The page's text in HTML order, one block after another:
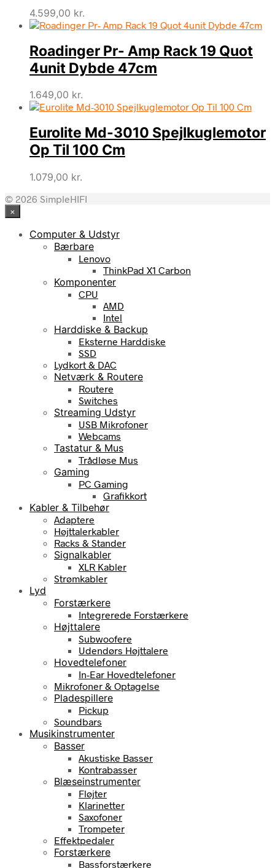
4.599,00 kr.
Roadinger Pr- Amp Rack 19 Quot
4unit Dybde 47cm
1.649,00 kr.
Eurolite Md-3010 Spejlkuglemotor
Op Til 100 Cm
1.079,00 kr.
© 2026 SimpleHIFI
×
Computer & Udstyr
Bærbare
Lenovo
ThinkPad X1 Carbon
Komponenter
CPU
AMD
Intel
Harddiske & Backup
Eksterne Harddiske
SSD
Lydkort & DAC
Netværk & Routere
Routere
Switches
Streaming Udstyr
USB Mikrofoner
Webcams
Tastatur & Mus
Trådløse Mus
Gaming
PC Gaming
Grafikkort
Kabler & Tilbehør
Adaptere
Højttalerkabler
Racks & Stander
Signalkabler
XLR Kabler
Strømkabler
Lyd
Forstærkere
Integrerede Forstærkere
Højttalere
Subwoofere
Udendørs Højttalere
Hovedtelefoner
In-Ear Hovedtelefoner
Mikrofoner & Optagelse
Pladespillere
Pickup
Soundbars
Musikinstrumenter
Basser
Akustiske Basser
Kontrabasser
Blæseinstrumenter
Fløjter
Klarinetter
Saxofoner
Trompeter
Effektpedaler
Forstærkere
Bassforstærkere